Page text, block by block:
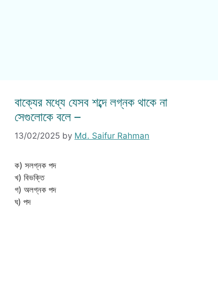
বাক্যের মধ্যে যেসব শব্দে লগ্নক থাকে না
সেগুলোকে বলে –
13/02/2025 by Md. Saifur Rahman
ক) সলগ্নক পদ
খ) বিভক্তি
গ) অলগ্নক পদ
ঘ) পদ